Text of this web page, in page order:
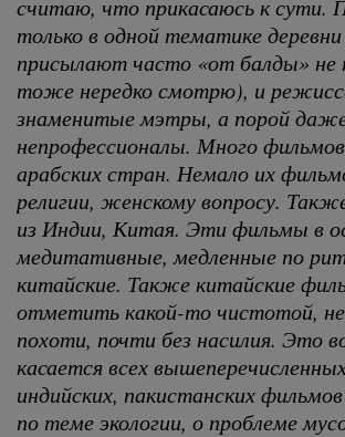
считаю, что прикасаюсь к сути.
только в одной тематике
присылают часто «от балды» не
тоже нередко смотрю), и
знаменитые мэтры, а порой
непрофессионалы. Много
арабских стран. Немало их
религии, женскому вопросу.
из Индии, Китая. Эти фильмы в
медитативные, медленные по
китайские. Также китайские
отметить какой-то чистотой,
похоти, почти без насилия. Это
касается всех
индийских, пакистанских
по теме экологии, о проблеме